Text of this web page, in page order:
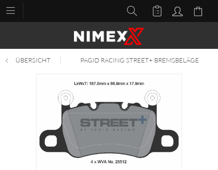
ÜBERSICHT PAGID RACING STREET+ BREMSBELÄGE